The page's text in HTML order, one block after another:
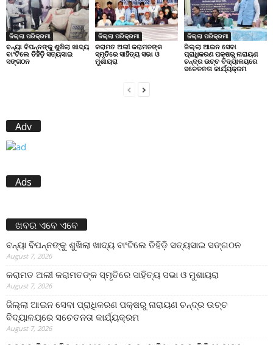
ଜିଲ୍ଲା ପରିକ୍ରମା
ବନ୍ୟା ବିପନ୍ନଙ୍କୁ ଶୁଖିଲା ଖାଦ୍ୟ
ବାଂଟିଲେ ତିହିଡି଼ ସତ୍ୟସାଇ
ସଙ୍ଗଠନ
ଜିଲ୍ଲା ପରିକ୍ରମା
କରାମତ ଅଲୀ କରାମତଙ୍କ
ସ୍ମୃତିରେ ସାହିତ୍ୟ ସଭା ଓ
ମୁଶାୟରା
ଜିଲ୍ଲା ପରିକ୍ରମା
ଜିଲ୍ଲା ଆଇନ ସେବା
ପ୍ରାଧିକରଣ ପକ୍ଷରୁ ନାରାୟଣ
ଚନ୍ଦ୍ର ଉଚ୍ଚ ବିଦ୍ୟାଳୟରେ
ସଚେତନତା କାର୍ଯ୍ୟକ୍ରମ
Adv
Ads
ଖବର ଏବେ ଏବେ
ବନ୍ୟା ବିପନ୍ନଙ୍କୁ ଶୁଖିଲା ଖାଦ୍ୟ ବାଂଟିଲେ ତିହିଡି଼ ସତ୍ୟସାଇ ସଙ୍ଗଠନ
August 7, 2026
କରାମତ ଅଲୀ କରାମତଙ୍କ ସ୍ମୃତିରେ ସାହିତ୍ୟ ସଭା ଓ ମୁଶାୟରା
August 7, 2026
ଜିଲ୍ଲା ଆଇନ ସେବା ପ୍ରାଧିକରଣ ପକ୍ଷରୁ ନାରାୟଣ ଚନ୍ଦ୍ର ଉଚ୍ଚ
ବିଦ୍ୟାଳୟରେ ସଚେତନତା କାର୍ଯ୍ୟକ୍ରମ
August 7, 2026